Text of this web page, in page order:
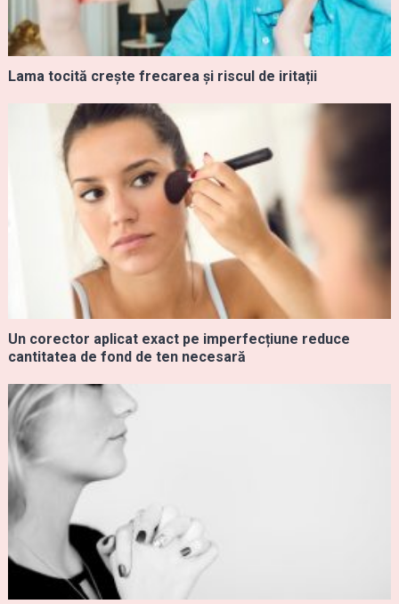
Lama tocită crește frecarea și riscul de iritații
Un corector aplicat exact pe imperfecțiune reduce
cantitatea de fond de ten necesară